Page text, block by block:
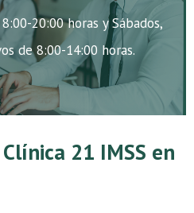
20:00 horas y Sábados,
de 8:00-14:00 horas.
21 IMSS en